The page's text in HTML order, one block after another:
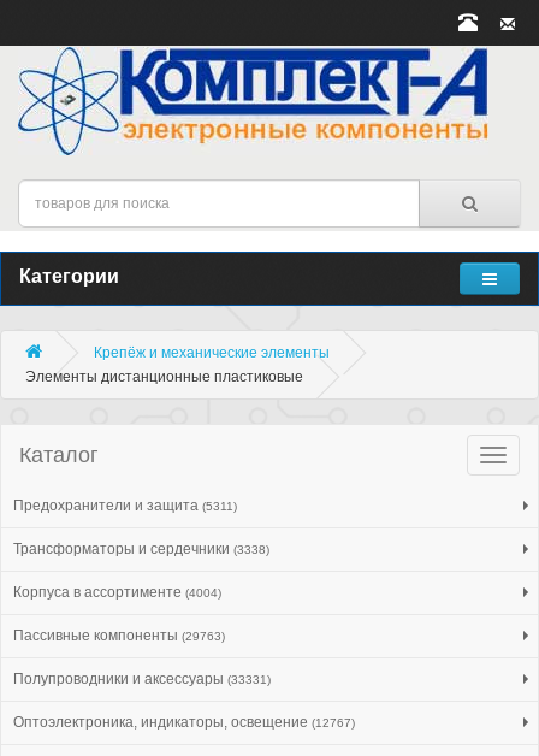
Категории
Крепёж и механические элементы
Элементы дистанционные пластиковые
Каталог
Предохранители и защита (5311)
Трансформаторы и сердечники (3338)
Корпуса в ассортименте (4004)
Пассивные компоненты (29763)
Полупроводники и аксессуары (33331)
Оптоэлектроника, индикаторы, освещение (12767)